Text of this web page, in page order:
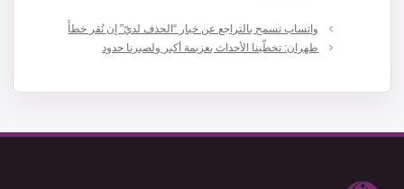
واتساب تسمح بالتراجع عن خيار “الحذف لديّ” إن نُقر خطأً
طهران: تخطّينا الأحداث بعزيمة أكبر ولصبرنا حدود